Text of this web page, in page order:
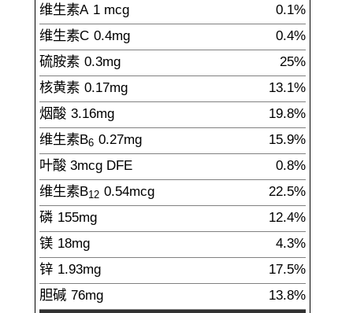
维生素A 1 mcg
0.1%
维生素C 0.4mg
0.4%
硫胺素 0.3mg
25%
核黄素 0.17mg
13.1%
烟酸 3.16mg
19.8%
维生素B6 0.27mg
15.9%
叶酸 3mcg DFE
0.8%
维生素B12 0.54mcg
22.5%
磷 155mg
12.4%
镁 18mg
4.3%
锌 1.93mg
17.5%
胆碱 76mg
13.8%